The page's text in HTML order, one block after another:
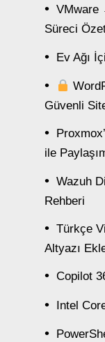
VMware
Süreci
Ev Ağı
Güvenli
ile
Wazuh
Rehberi
Türkçe
Altyazı
Copilot
Intel